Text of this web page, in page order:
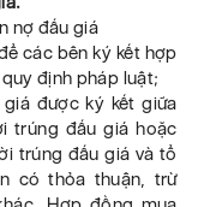
nợ đấu giá
các bên ký kết hợp
định pháp luật;
được ký kết giữa
trúng đấu giá hoặc
trúng đấu giá và tổ
có thỏa thuận, trừ